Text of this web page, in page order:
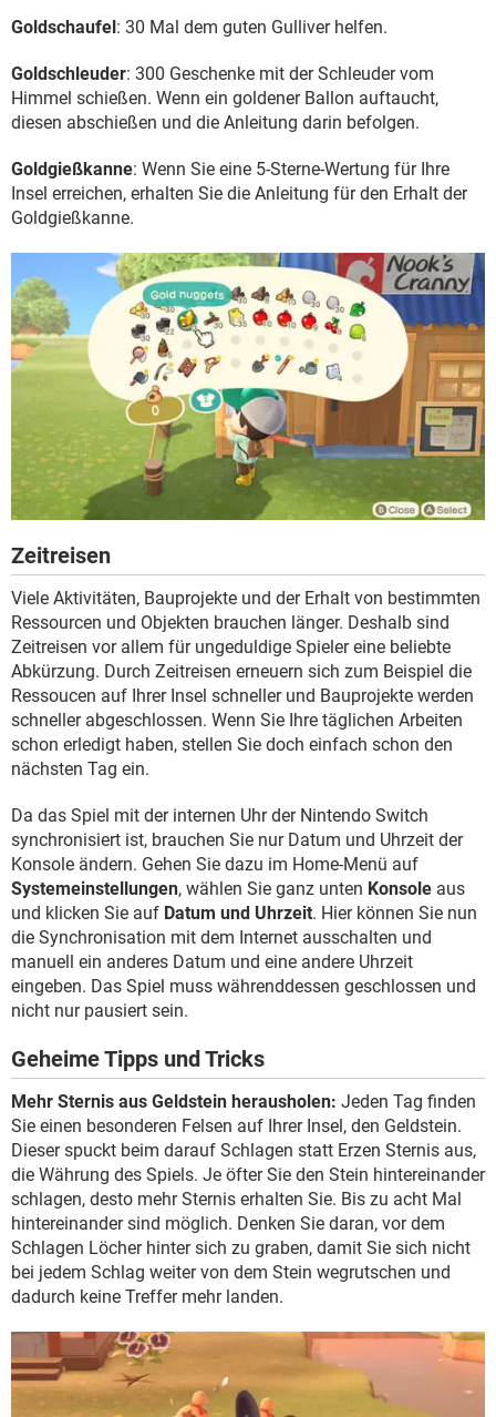
Goldschaufel: 30 Mal dem guten Gulliver helfen.
Goldschleuder: 300 Geschenke mit der Schleuder vom
Himmel schießen. Wenn ein goldener Ballon auftaucht,
diesen abschießen und die Anleitung darin befolgen.
Goldgießkanne: Wenn Sie eine 5-Sterne-Wertung für Ihre
Insel erreichen, erhalten Sie die Anleitung für den Erhalt der
Goldgießkanne.
Zeitreisen
Viele Aktivitäten, Bauprojekte und der Erhalt von bestimmten
Ressourcen und Objekten brauchen länger. Deshalb sind
Zeitreisen vor allem für ungeduldige Spieler eine beliebte
Abkürzung. Durch Zeitreisen erneuern sich zum Beispiel die
Ressoucen auf Ihrer Insel schneller und Bauprojekte werden
schneller abgeschlossen. Wenn Sie Ihre täglichen Arbeiten
schon erledigt haben, stellen Sie doch einfach schon den
nächsten Tag ein.
Da das Spiel mit der internen Uhr der Nintendo Switch
synchronisiert ist, brauchen Sie nur Datum und Uhrzeit der
Konsole ändern. Gehen Sie dazu im Home-Menü auf
Systemeinstellungen, wählen Sie ganz unten Konsole aus
und klicken Sie auf Datum und Uhrzeit. Hier können Sie nun
die Synchronisation mit dem Internet ausschalten und
manuell ein anderes Datum und eine andere Uhrzeit
eingeben. Das Spiel muss währenddessen geschlossen und
nicht nur pausiert sein.
Geheime Tipps und Tricks
Mehr Sternis aus Geldstein herausholen: Jeden Tag finden
Sie einen besonderen Felsen auf Ihrer Insel, den Geldstein.
Dieser spuckt beim darauf Schlagen statt Erzen Sternis aus,
die Währung des Spiels. Je öfter Sie den Stein hintereinander
schlagen, desto mehr Sternis erhalten Sie. Bis zu acht Mal
hintereinander sind möglich. Denken Sie daran, vor dem
Schlagen Löcher hinter sich zu graben, damit Sie sich nicht
bei jedem Schlag weiter von dem Stein wegrutschen und
dadurch keine Treffer mehr landen.